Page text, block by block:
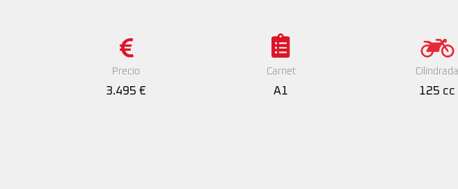
Precio
3.495 €
Carnet
A1
Cilindrada
125 cc